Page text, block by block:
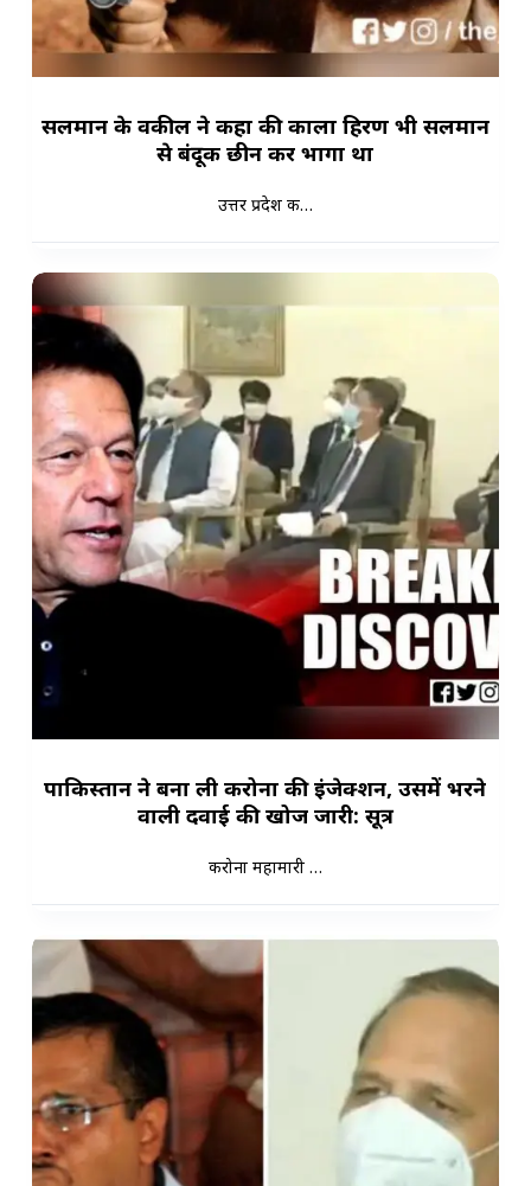
सलमान के वकील ने कहा की काला हिरण भी सलमान
से बंदूक छीन कर भागा था
उत्तर प्रदेश क…
पाकिस्तान ने बना ली करोना की इंजेक्शन, उसमें भरने
वाली दवाई की खोज जारी: सूत्र
करोना महामारी …